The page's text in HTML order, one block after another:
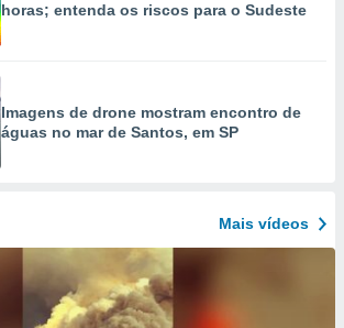
horas; entenda os riscos para o Sudeste
Imagens de drone mostram encontro de
águas no mar de Santos, em SP
Mais vídeos